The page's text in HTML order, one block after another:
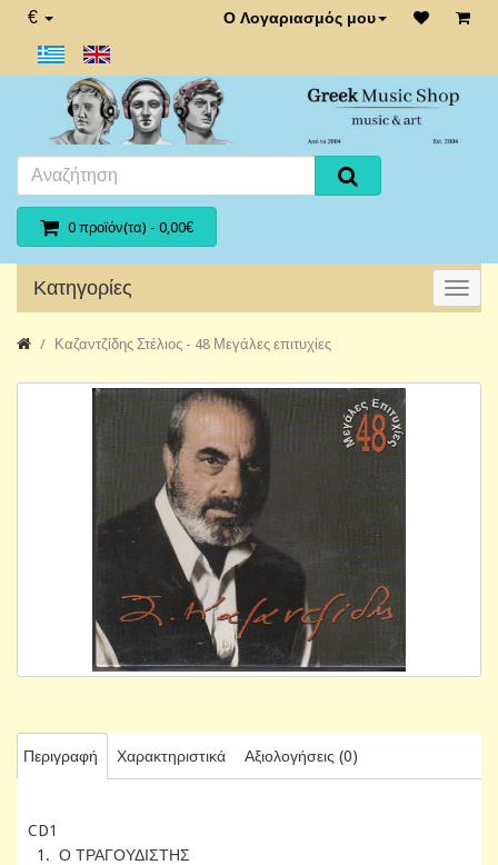
€ Ο Λογαριασμός μου
0 προϊόν(τα) - 0,00€
Κατηγορίες
Καζαντζίδης Στέλιος - 48 Μεγάλες επιτυχίες
Περιγραφή Χαρακτηριστικά Αξιολογήσεις (0)
CD1
1. Ο ΤΡΑΓΟΥΔΙΣΤΗΣ